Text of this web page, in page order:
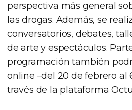
perspectiva más general
las drogas. Además, se
conversatorios, debates,
de arte y espectáculos.
programación también
online –del 20 de febrero al
través de la plataforma